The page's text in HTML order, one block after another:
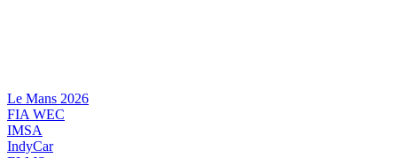
Le Mans 2026
FIA WEC
IMSA
IndyCar